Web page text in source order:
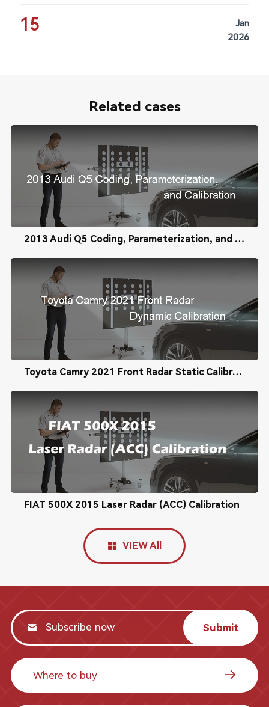
15
Jan
2026
Related cases
2013 Audi Q5 Coding, Parameterization, and Calibration
Toyota Camry 2021 Front Radar Static Calibration
FIAT 500X 2015 Laser Radar (ACC) Calibration
VIEW All
Submit
Where to buy